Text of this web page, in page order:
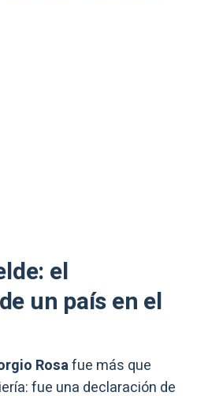
el
un país en el
Rosafue más que
fue una declaración de